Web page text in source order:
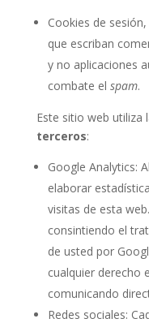
Cookies de
que escriban
y no aplicaciones
combate el spam.
Este sitio web utiliza
terceros:
Google Analytics:
elaborar
visitas de esta
consintiendo el
de usted por
cualquier derecho
comunicando
Redes sociales: